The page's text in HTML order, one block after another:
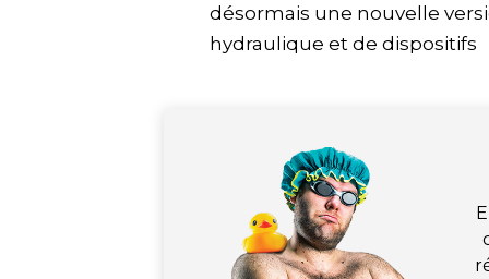
désormais une nouvelle
hydraulique et de dispositifs